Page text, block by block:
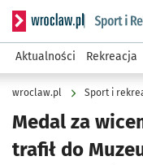
Serwis informacyjny
Aktualności Rekreacja
wroclaw.pl Sport i
Medal za
trafił do